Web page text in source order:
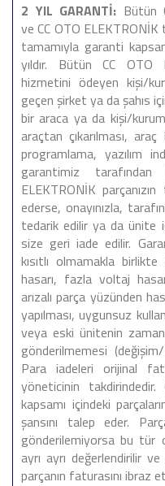
2 YIL GARANTİ: Bütün
ve CC OTO
tamamıyla garanti
yıldır. Bütün CC OTO
hizmetini ödeyen kişi/
geçen şirket ya da şahıs
bir araca ya da kişi/
araçtan çıkarılması,
programlama, yazılım
garantimiz
ELEKTRONİK
ederse, onayınızla,
tedarik edilir ya da ünite
size geri iade edilir.
kısıtlı olmamakla
hasarı, fazla voltaj
arızalı parça yüzünden
yapılması, uygunsuz
veya eski ünitenin
gönderilmemesi
Para iadeleri orijinal
yöneticinin
kapsamı içindeki
şansını talep eder.
gönderilemiyorsa bu tür
ayrı ayrı değerlendirilir
parçanın faturasını ibraz